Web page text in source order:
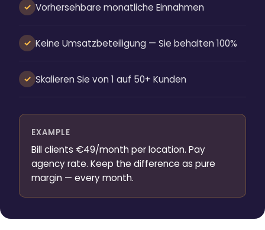
✓ Vorhersehbare monatliche Einnahmen
✓ Keine Umsatzbeteiligung — Sie behalten 100%
✓ Skalieren Sie von 1 auf 50+ Kunden
EXAMPLE
Bill clients €49/month per location. Pay
agency rate. Keep the difference as pure
margin — every month.